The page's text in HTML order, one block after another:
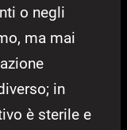
o negli
ma mai
in
è sterile e